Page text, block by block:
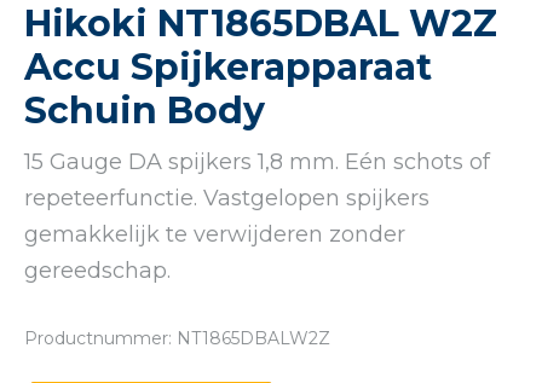
Hikoki NT1865DBAL W2Z
Accu Spijkerapparaat
Schuin Body
15 Gauge DA spijkers 1,8 mm. Eén schots of
repeteerfunctie. Vastgelopen spijkers
gemakkelijk te verwijderen zonder
gereedschap.
Productnummer: NT1865DBALW2Z